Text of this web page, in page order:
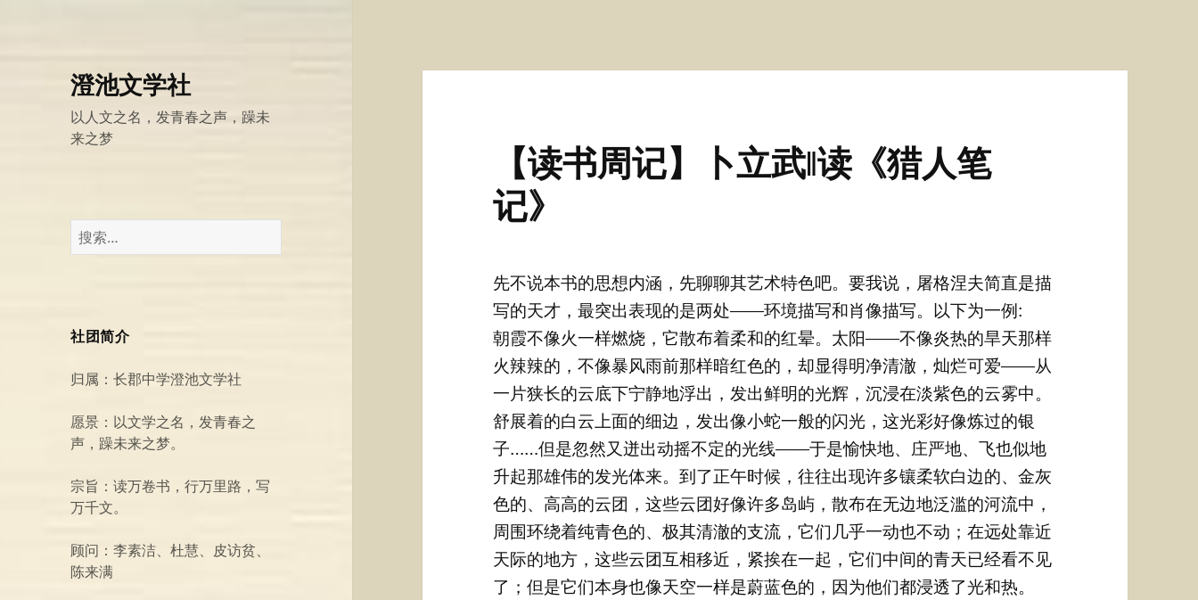
澄池文学社
以人文之名，发青春之声，躁未
来之梦
搜
索：
社团简介
归属：长郡中学澄池文学社
愿景：以文学之名，发青春之
声，躁未来之梦。
宗旨：读万卷书，行万里路，写
万千文。
顾问：李素洁、杜慧、皮访贫、
陈来满
【读书周记】卜立武‖读《猎人笔
记》
先不说本书的思想内涵，先聊聊其艺术特色吧。要我说，屠格涅夫简直是描
写的天才，最突出表现的是两处——环境描写和肖像描写。以下为一例:
朝霞不像火一样燃烧，它散布着柔和的红晕。太阳——不像炎热的旱天那样
火辣辣的，不像暴风雨前那样暗红色的，却显得明净清澈，灿烂可爱——从
一片狭长的云底下宁静地浮出，发出鲜明的光辉，沉浸在淡紫色的云雾中。
舒展着的白云上面的细边，发出像小蛇一般的闪光，这光彩好像炼过的银
子……但是忽然又迸出动摇不定的光线——于是愉快地、庄严地、飞也似地
升起那雄伟的发光体来。到了正午时候，往往出现许多镶柔软白边的、金灰
色的、高高的云团，这些云团好像许多岛屿，散布在无边地泛滥的河流中，
周围环绕着纯青色的、极其清澈的支流，它们几乎一动也不动；在远处靠近
天际的地方，这些云团互相移近，紧挨在一起，它们中间的青天已经看不见
了；但是它们本身也像天空一样是蔚蓝色的，因为他们都浸透了光和热。